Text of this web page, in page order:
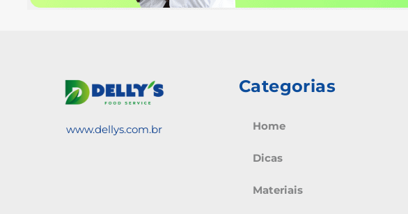
www.dellys.com.br
Categorias
Home
Dicas
Materiais